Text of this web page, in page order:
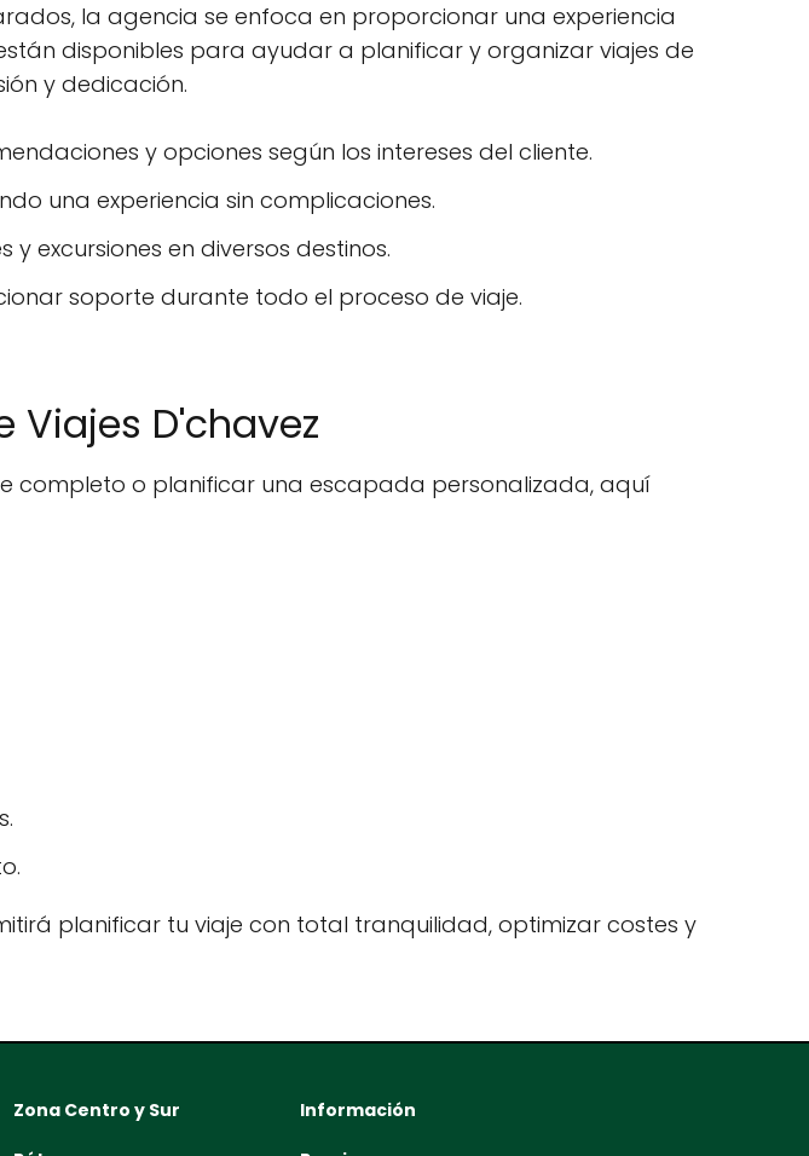
la agencia se enfoca en proporcionar una experiencia
disponibles para ayudar a planificar y organizar viajes de
y dedicación.
y opciones según los intereses del cliente.
una experiencia sin complicaciones.
excursiones en diversos destinos.
soporte durante todo el proceso de viaje.
Viajes D'chavez
completo o planificar una escapada personalizada, aquí
planificar tu viaje con total tranquilidad, optimizar costes y
Zona Centro y Sur Información